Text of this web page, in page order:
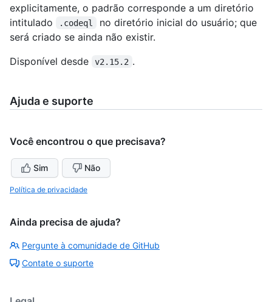
explicitamente, o padrão corresponde a um diretório
intitulado
.codeql
no diretório inicial do usuário; que
será criado se ainda não existir.
Disponível desde
v2.15.2 .
Ajuda e suporte
Você encontrou o que precisava?
Sim Não
Política de privacidade
Ainda precisa de ajuda?
Pergunte à comunidade de GitHub
Contate o suporte